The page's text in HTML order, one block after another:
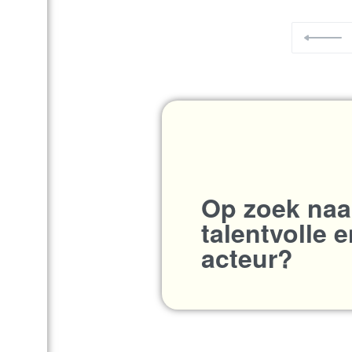
Op zoek
talentvolle
acteur?